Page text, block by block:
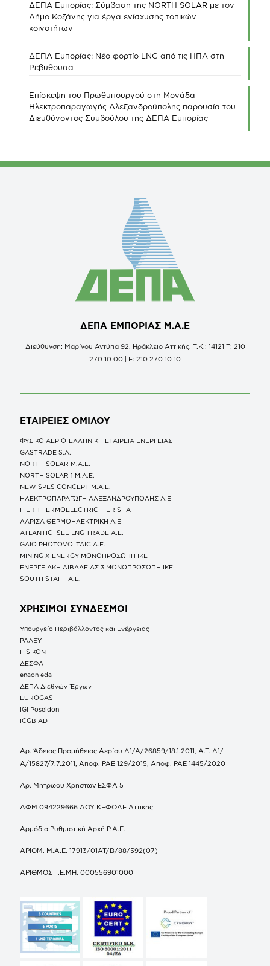
ΔΕΠΑ Εμπορίας: Σύμβαση της NORTH SOLAR με τον
Δήμο Κοζάνης για έργα ενίσχυσης τοπικών
κοινοτήτων
ΔΕΠΑ Εμπορίας: Νέο φορτίο LNG από τις ΗΠΑ στη
Ρεβυθούσα
Επίσκεψη του Πρωθυπουργού στη Μονάδα
Ηλεκτροπαραγωγής Αλεξανδρούπολης παρουσία του
Διευθύνοντος Συμβούλου της ΔΕΠΑ Εμπορίας
ΔΕΠΑ ΕΜΠΟΡΙΑΣ Μ.Α.Ε
Διεύθυνση: Μαρίνου Αντύπα 92, Ηράκλειο Αττικής, Τ.Κ.: 14121 Τ: 210
270 10 00 | F: 210 270 10 10
ΕΤΑΙΡΕΙΕΣ ΟΜΙΛΟΥ
ΦΥΣΙΚΟ ΑΕΡΙΟ-ΕΛΛΗΝΙΚΗ ΕΤΑΙΡΕΙΑ ΕΝΕΡΓΕΙΑΣ
GASTRADE S.A.
NORTH SOLAR M.Α.Ε.
NORTH SOLAR 1 M.Α.Ε.
NEW SPES CONCEPT Μ.Α.Ε.
ΗΛΕΚΤΡΟΠΑΡΑΓΩΓΗ ΑΛΕΞΑΝΔΡΟΥΠΟΛΗΣ A.E
FIER THERMOELECTRIC FIER SHA
ΛΑΡΙΣΑ ΘΕΡΜΟΗΛΕΚΤΡΙΚΗ A.E
ATLANTIC- SEE LNG TRADE A.E.
GAIO PHOTOVOLTAIC Α.Ε.
MINING X ENERGY ΜΟΝΟΠΡΟΣΩΠΗ ΙΚΕ
ΕΝΕΡΓΕΙΑΚΗ ΛΙΒΑΔΕΙΑΣ 3 ΜΟΝΟΠΡΟΣΩΠΗ ΙΚΕ
SOUTH STAFF Α.Ε.
ΧΡΗΣΙΜΟΙ ΣΥΝΔΕΣΜΟΙ
Υπουργείο Περιβάλλοντος και Ενέργειας
ΡΑΑΕΥ
FISIKON
ΔΕΣΦΑ
enaon eda
ΔΕΠΑ Διεθνών Έργων
EUROGAS
IGI Poseidon
ICGB AD
Αρ. Άδειας Προμήθειας Αερίου Δ1/Α/26859/18.1.2011, Α.Τ. Δ1/
Α/15827/7.7.2011, Αποφ. ΡΑΕ 129/2015, Αποφ. ΡΑΕ 1445/2020
Αρ. Μητρώου Χρηστών ΕΣΦΑ 5
ΑΦΜ 094229666 ΔΟΥ ΚΕΦΟΔΕ Αττικής
Αρμόδια Ρυθμιστική Αρχή Ρ.Α.Ε.
ΑΡΙΘΜ. Μ.Α.Ε. 17913/01ΑΤ/Β/88/592(07)
ΑΡΙΘΜΟΣ Γ.Ε.ΜΗ. 000556901000